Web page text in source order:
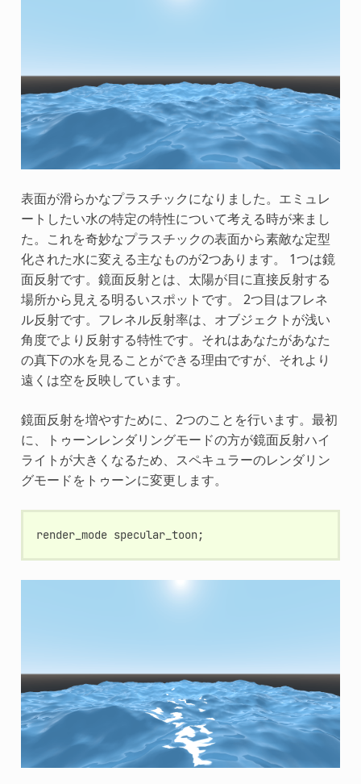
表面が滑らかなプラスチックになりました。エミュレ
ートしたい水の特定の特性について考える時が来まし
た。これを奇妙なプラスチックの表面から素敵な定型
化された水に変える主なものが2つあります。 1つは鏡
面反射です。鏡面反射とは、太陽が目に直接反射する
場所から見える明るいスポットです。 2つ目はフレネ
ル反射です。フレネル反射率は、オブジェクトが浅い
角度でより反射する特性です。それはあなたがあなた
の真下の水を見ることができる理由ですが、それより
遠くは空を反映しています。
鏡面反射を増やすために、2つのことを行います。最初
に、トゥーンレンダリングモードの方が鏡面反射ハイ
ライトが大きくなるため、スペキュラーのレンダリン
グモードをトゥーンに変更します。
render_mode specular_toon;